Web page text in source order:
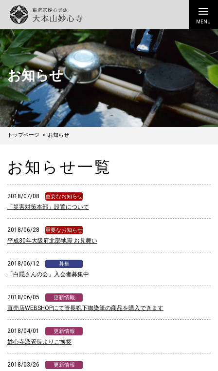
お知らせ
トップページ お知らせ
お知らせ一覧
2018/07/08 重要なお知らせ
「災害対策本部」設置について
2018/06/28 重要なお知らせ
平成30年大阪府北部地震 お見舞い
2018/06/12 募集
「白隠さんの会」入会者募集中
2018/06/05 更新情報
直売店WEBSHOPにて管長猊下御染筆の商品を購入できます
2018/04/01 更新情報
妙心寺派管長よりご挨拶
2018/03/26 更新情報